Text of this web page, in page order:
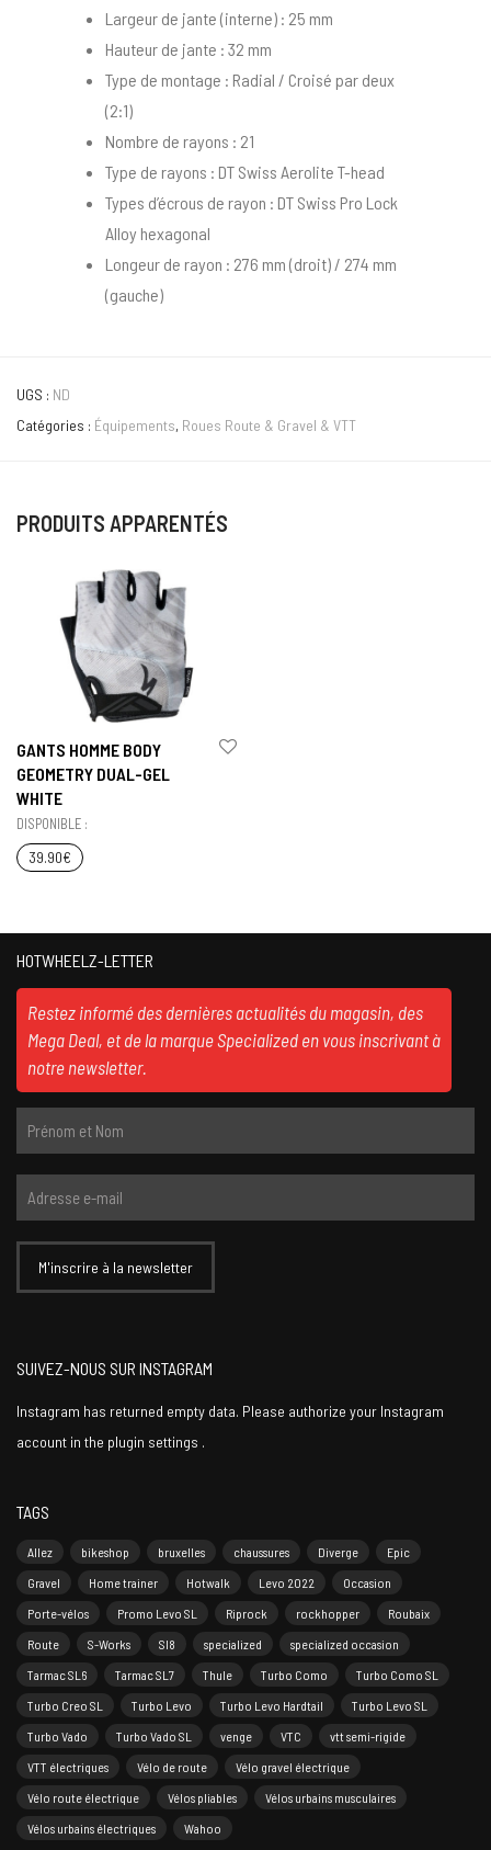
Largeur de jante (interne) : 25 mm
Hauteur de jante : 32 mm
Type de montage : Radial / Croisé par deux
(2:1)
Nombre de rayons : 21
Type de rayons : DT Swiss Aerolite T-head
Types d’écrous de rayon : DT Swiss Pro Lock
Alloy hexagonal
Longeur de rayon : 276 mm (droit) / 274 mm
(gauche)
UGS : ND
Catégories : Équipements, Roues Route & Gravel & VTT
PRODUITS APPARENTÉS
GANTS HOMME BODY
GEOMETRY DUAL-GEL
WHITE
DISPONIBLE :
39.90€
HOTWHEELZ-LETTER
Restez informé des dernières actualités du magasin, des
Mega Deal, et de la marque Specialized en vous inscrivant à
notre newsletter.
SUIVEZ-NOUS SUR INSTAGRAM
Instagram has returned empty data. Please authorize your Instagram
account in the plugin settings .
TAGS
Allez bikeshop bruxelles chaussures Diverge
Epic
Gravel
Home trainer Hotwalk Levo 2022
Occasion
Porte-vélos
Promo Levo SL Riprock rockhopper
Roubaix
Route
S-Works Sl8 specialized
specialized occasion
Tarmac SL6
Tarmac SL7 Thule Turbo Como
Turbo Como SL
Turbo Creo SL
Turbo Levo Turbo Levo Hardtail
Turbo Levo SL
Turbo Vado
Turbo Vado SL venge VTC
vtt semi-rigide
VTT électriques
Vélo de route
Vélo gravel électrique
Vélo route électrique
Vélos pliables
Vélos urbains musculaires
Vélos urbains électriques
Wahoo